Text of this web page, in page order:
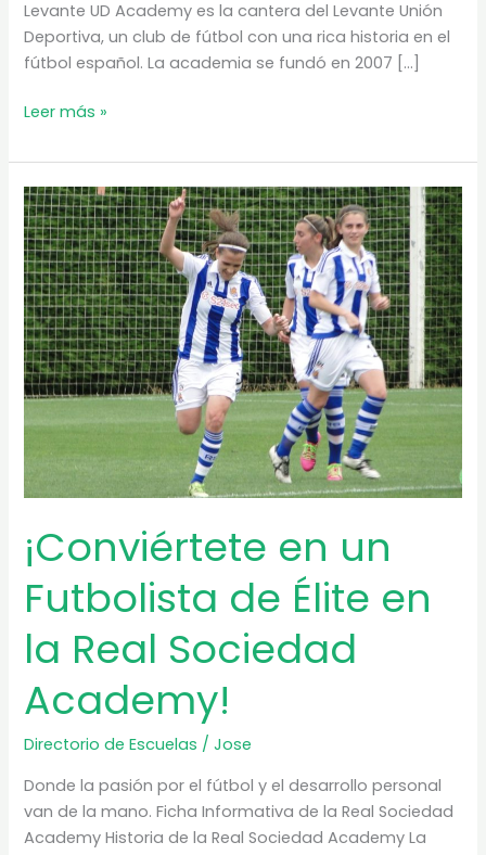
Levante UD Academy es la cantera del Levante Unión
Deportiva, un club de fútbol con una rica historia en el
fútbol español. La academia se fundó en 2007 […]
¡Conviértete
un
Futbolista
Profesional
en
Levante
UD
Academy!
Leer más »
¡Conviértete en un
Futbolista de Élite en
la Real Sociedad
Academy!
Directorio de Escuelas /Jose
Donde la pasión por el fútbol y el desarrollo personal
van de la mano. Ficha Informativa de la Real Sociedad
Academy Historia de la Real Sociedad Academy La